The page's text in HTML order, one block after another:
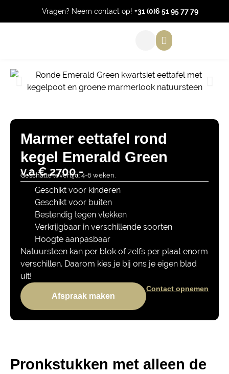
Vragen? Neem contact op!+31 (0)6 51 95 77 79
Marmer eettafel rond
kegel Emerald Green
v.a € 2700,-
Geschatte levertijd: 4-6 weken.
Geschikt voor kinderen
Geschikt voor buiten
Bestendig tegen vlekken
Verkrijgbaar in verschillende soorten
Hoogte aanpasbaar
Natuursteen kan per blok of zelfs per plaat enorm
verschillen. Daarom kies je bij ons je eigen blad
uit!
Afspraak maken
Contact opnemen
Pronkstukken met alleen de